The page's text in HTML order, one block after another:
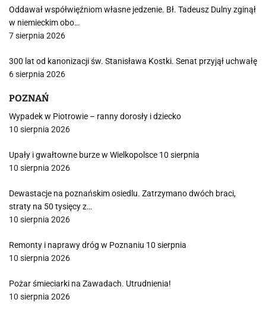
Oddawał współwięźniom własne jedzenie. Bł. Tadeusz Dulny zginął
w niemieckim obo…
7 sierpnia 2026
300 lat od kanonizacji św. Stanisława Kostki. Senat przyjął uchwałę
6 sierpnia 2026
POZNAŃ
Wypadek w Piotrowie – ranny dorosły i dziecko
10 sierpnia 2026
Upały i gwałtowne burze w Wielkopolsce 10 sierpnia
10 sierpnia 2026
Dewastacje na poznańskim osiedlu. Zatrzymano dwóch braci,
straty na 50 tysięcy z…
10 sierpnia 2026
Remonty i naprawy dróg w Poznaniu 10 sierpnia
10 sierpnia 2026
Pożar śmieciarki na Zawadach. Utrudnienia!
10 sierpnia 2026